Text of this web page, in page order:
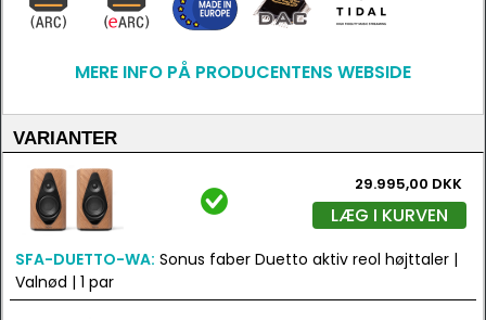
MERE INFO PÅ PRODUCENTENS WEBSIDE
VARIANTER
29.995,00 DKK
LÆG I KURVEN
SFA-DUETTO-WA: Sonus faber Duetto aktiv reol højttaler |
Valnød | 1 par